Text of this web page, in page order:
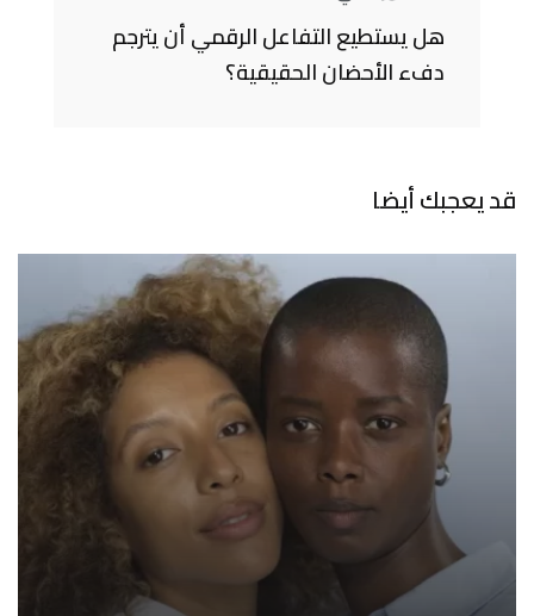
هل يستطيع التفاعل الرقمي أن يترجم
دفء الأحضان الحقيقية؟
قد يعجبك أيضا